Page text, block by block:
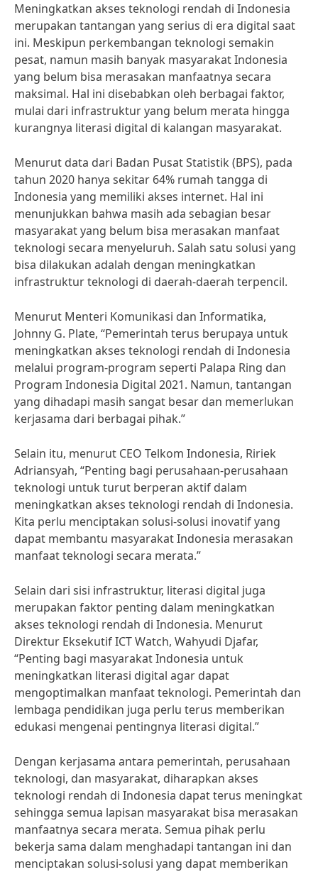
Meningkatkan akses teknologi rendah di Indonesia
merupakan tantangan yang serius di era digital saat
ini. Meskipun perkembangan teknologi semakin
pesat, namun masih banyak masyarakat Indonesia
yang belum bisa merasakan manfaatnya secara
maksimal. Hal ini disebabkan oleh berbagai faktor,
mulai dari infrastruktur yang belum merata hingga
kurangnya literasi digital di kalangan masyarakat.
Menurut data dari Badan Pusat Statistik (BPS), pada
tahun 2020 hanya sekitar 64% rumah tangga di
Indonesia yang memiliki akses internet. Hal ini
menunjukkan bahwa masih ada sebagian besar
masyarakat yang belum bisa merasakan manfaat
teknologi secara menyeluruh. Salah satu solusi yang
bisa dilakukan adalah dengan meningkatkan
infrastruktur teknologi di daerah-daerah terpencil.
Menurut Menteri Komunikasi dan Informatika,
Johnny G. Plate, “Pemerintah terus berupaya untuk
meningkatkan akses teknologi rendah di Indonesia
melalui program-program seperti Palapa Ring dan
Program Indonesia Digital 2021. Namun, tantangan
yang dihadapi masih sangat besar dan memerlukan
kerjasama dari berbagai pihak.”
Selain itu, menurut CEO Telkom Indonesia, Ririek
Adriansyah, “Penting bagi perusahaan-perusahaan
teknologi untuk turut berperan aktif dalam
meningkatkan akses teknologi rendah di Indonesia.
Kita perlu menciptakan solusi-solusi inovatif yang
dapat membantu masyarakat Indonesia merasakan
manfaat teknologi secara merata.”
Selain dari sisi infrastruktur, literasi digital juga
merupakan faktor penting dalam meningkatkan
akses teknologi rendah di Indonesia. Menurut
Direktur Eksekutif ICT Watch, Wahyudi Djafar,
“Penting bagi masyarakat Indonesia untuk
meningkatkan literasi digital agar dapat
mengoptimalkan manfaat teknologi. Pemerintah dan
lembaga pendidikan juga perlu terus memberikan
edukasi mengenai pentingnya literasi digital.”
Dengan kerjasama antara pemerintah, perusahaan
teknologi, dan masyarakat, diharapkan akses
teknologi rendah di Indonesia dapat terus meningkat
sehingga semua lapisan masyarakat bisa merasakan
manfaatnya secara merata. Semua pihak perlu
bekerja sama dalam menghadapi tantangan ini dan
menciptakan solusi-solusi yang dapat memberikan